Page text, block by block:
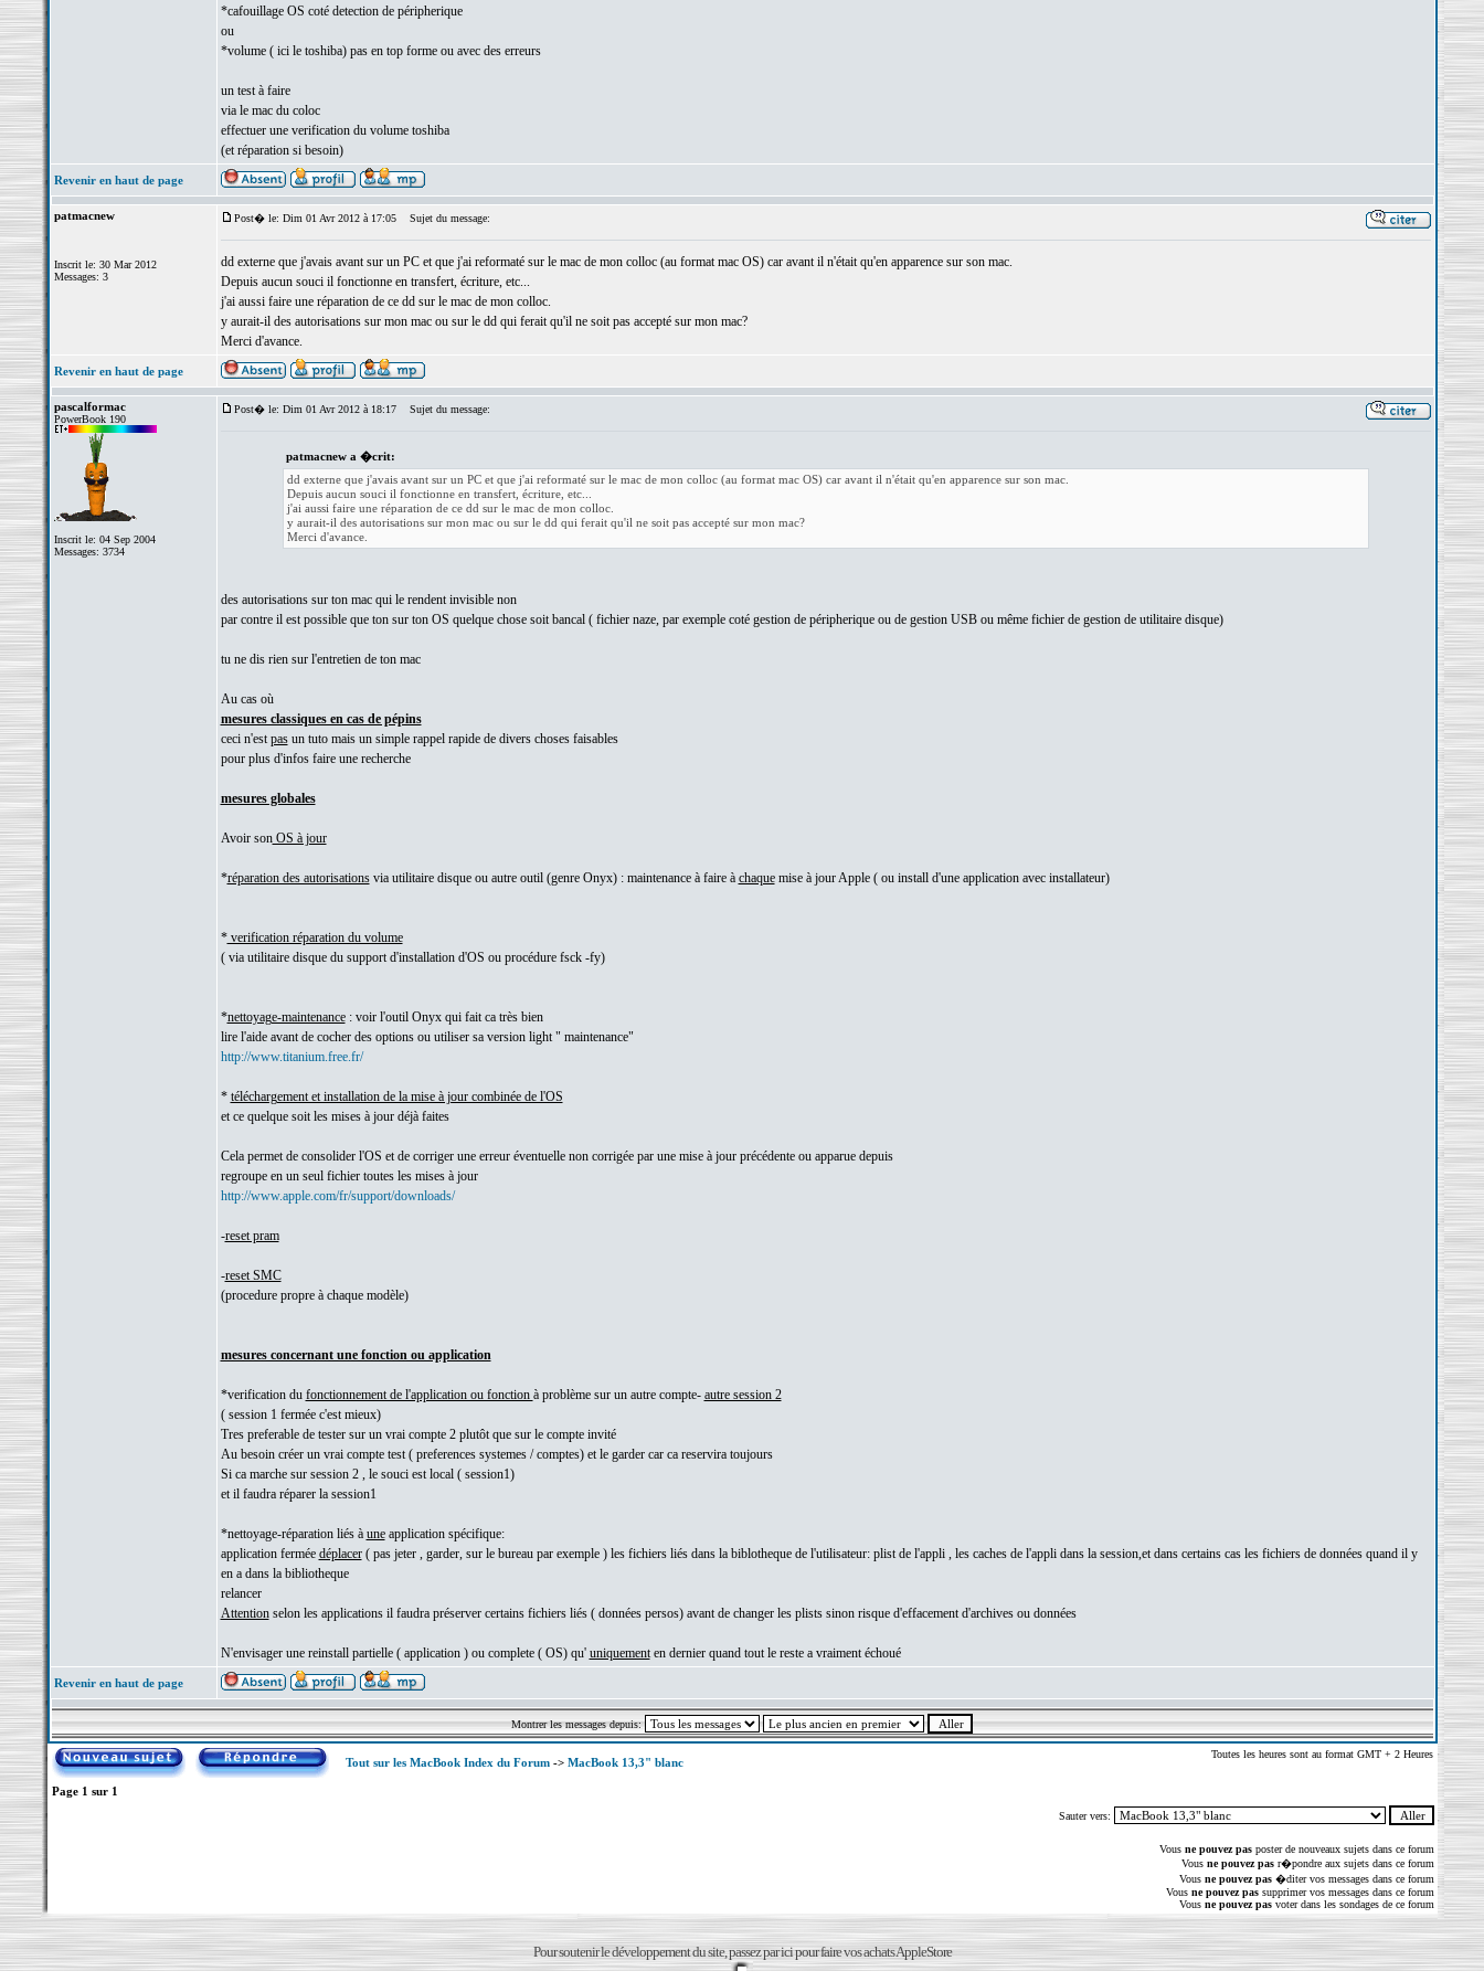
*cafouillage OS coté detection de péripherique
ou
*volume ( ici le toshiba) pas en top forme ou avec des erreurs
un test à faire
via le mac du coloc
effectuer une verification du volume toshiba
(et réparation si besoin)
Revenir en haut de page
patmacnew
Inscrit le: 30 Mar 2012
Messages: 3
Post� le: Dim 01 Avr 2012 à 17:05 Sujet du message:
dd externe que j'avais avant sur un PC et que j'ai reformaté sur le mac de mon colloc (au format mac OS) car avant il n'était qu'en apparence sur son mac.
Depuis aucun souci il fonctionne en transfert, écriture, etc...
j'ai aussi faire une réparation de ce dd sur le mac de mon colloc.
y aurait-il des autorisations sur mon mac ou sur le dd qui ferait qu'il ne soit pas accepté sur mon mac?
Merci d'avance.
Revenir en haut de page
pascalformac
PowerBook 190
Inscrit le: 04 Sep 2004
Messages: 3734
Post� le: Dim 01 Avr 2012 à 18:17 Sujet du message:
patmacnew a �crit:
dd externe que j'avais avant sur un PC et que j'ai reformaté sur le mac de mon colloc (au format mac OS) car avant il n'était qu'en apparence sur son mac.
Depuis aucun souci il fonctionne en transfert, écriture, etc...
j'ai aussi faire une réparation de ce dd sur le mac de mon colloc.
y aurait-il des autorisations sur mon mac ou sur le dd qui ferait qu'il ne soit pas accepté sur mon mac?
Merci d'avance.
des autorisations sur ton mac qui le rendent invisible non
par contre il est possible que ton sur ton OS quelque chose soit bancal ( fichier naze, par exemple coté gestion de péripherique ou de gestion USB ou même fichier de gestion de utilitaire disque)
tu ne dis rien sur l'entretien de ton mac
Au cas où
mesures classiques en cas de pépins
ceci n'estpasun tuto mais un simple rappel rapide de divers choses faisables
pour plus d'infos faire une recherche
mesures globales
Avoir sonOS à jour
*réparation des autorisationsvia utilitaire disque ou autre outil (genre Onyx) : maintenance à faire à chaquemise à jour Apple ( ou install d'une application avec installateur)
*verification réparation du volume
( via utilitaire disque du support d'installation d'OS ou procédure fsck -fy)
*nettoyage-maintenance: voir l'outil Onyx qui fait ca très bien
lire l'aide avant de cocher des options ou utiliser sa version light " maintenance"
http://www.titanium.free.fr/
* téléchargement et installation de la mise à jour combinée de l'OS
et ce quelque soit les mises à jour déjà faites
Cela permet de consolider l'OS et de corriger une erreur éventuelle non corrigée par une mise à jour précédente ou apparue depuis
regroupe en un seul fichier toutes les mises à jour
http://www.apple.com/fr/support/downloads/
-reset pram
-reset SMC
(procedure propre à chaque modèle)
mesures concernant une fonction ou application
*verification du fonctionnement de l'application ou fonction à problème sur un autre compte- autre session 2
( session 1 fermée c'est mieux)
Tres preferable de tester sur un vrai compte 2 plutôt que sur le compte invité
Au besoin créer un vrai compte test ( preferences systemes / comptes) et le garder car ca reservira toujours
Si ca marche sur session 2 , le souci est local ( session1)
et il faudra réparer la session1
*nettoyage-réparation liés à uneapplication spécifique:
application fermée déplacer( pas jeter , garder, sur le bureau par exemple ) les fichiers liés dans la biblotheque de l'utilisateur: plist de l'appli , les caches de l'appli dans la session,et dans certains cas les fichiers de données quand il y
en a dans la bibliotheque
relancer
Attentionselon les applications il faudra préserver certains fichiers liés ( données persos) avant de changer les plists sinon risque d'effacement d'archives ou données
N'envisager une reinstall partielle ( application ) ou complete ( OS) qu' uniquementen dernier quand tout le reste a vraiment échoué
Revenir en haut de page
Montrer les messages depuis:
Tout sur les MacBook Index du Forum-> MacBook 13,3" blanc
Toutes les heures sont au format GMT + 2 Heures
Page 1 sur 1
Sauter vers:
Vous ne pouvez pasposter de nouveaux sujets dans ce forum
Vous ne pouvez pasr�pondre aux sujets dans ce forum
Vous ne pouvez pas�diter vos messages dans ce forum
Vous ne pouvez passupprimer vos messages dans ce forum
Vous ne pouvez pasvoter dans les sondages de ce forum
Pour soutenir le développement du site, passez par ici pour faire vos achats AppleStore